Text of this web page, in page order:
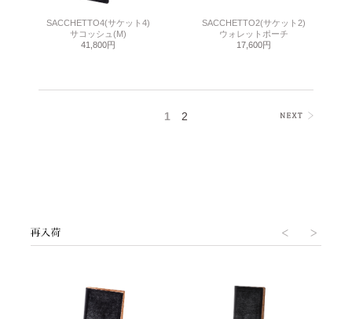
SACCHETTO4(サケット4)
サコッシュ(M)
41,800円
SACCHETTO2(サケット2)
ウォレットポーチ
17,600円
1 2